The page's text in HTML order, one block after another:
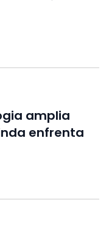
amplia
enfrenta